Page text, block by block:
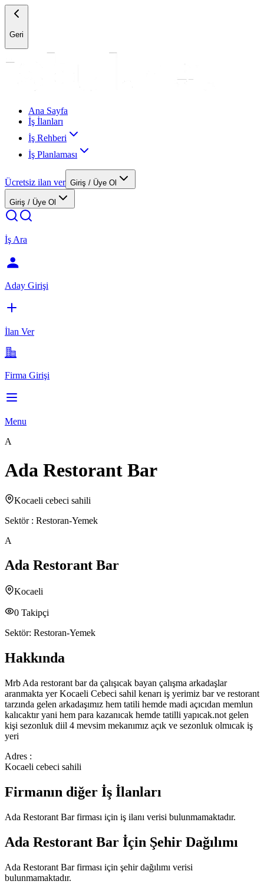
Geri
Ana Sayfa
İş İlanları
İş Rehberi
İş Planlaması
Ücretsiz ilan ver Giriş / Üye Ol
Giriş / Üye Ol
İş Ara
Aday Girişi
İlan Ver
Firma Girişi
Menu
A
Ada Restorant Bar
Kocaeli cebeci sahili
Sektör : Restoran-Yemek
A
Ada Restorant Bar
Kocaeli
0 Takipçi
Sektör: Restoran-Yemek
Hakkında
Mrb Ada restorant bar da çalışıcak bayan çalışma arkadaşlar
aranmakta yer Kocaeli Cebeci sahil kenarı iş yerimiz bar ve restorant
tarzında gelen arkadaşımız hem tatili hemde madi açıcıdan memlun
kalıcaktır yani hem para kazanıcak hemde tatilli yapıcak.not gelen
kişi sezonluk diil 4 mevsim mekanımız açık ve sezonluk olmıcak iş
yeri
Adres :
Kocaeli cebeci sahili
Firmanın diğer İş İlanları
Ada Restorant Barfirması için iş ilanı verisi bulunmamaktadır.
Ada Restorant Bar İçin Şehir Dağılımı
Ada Restorant Barfirması için şehir dağılımı verisi
bulunmamaktadır.